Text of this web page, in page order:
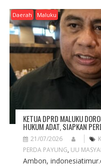
Daerah Maluku
KETUA DPRD MALUKU
HUKUM ADAT, SIAPKAN
21/07/2026
PERDA PAYUNG, UU
Ambon,